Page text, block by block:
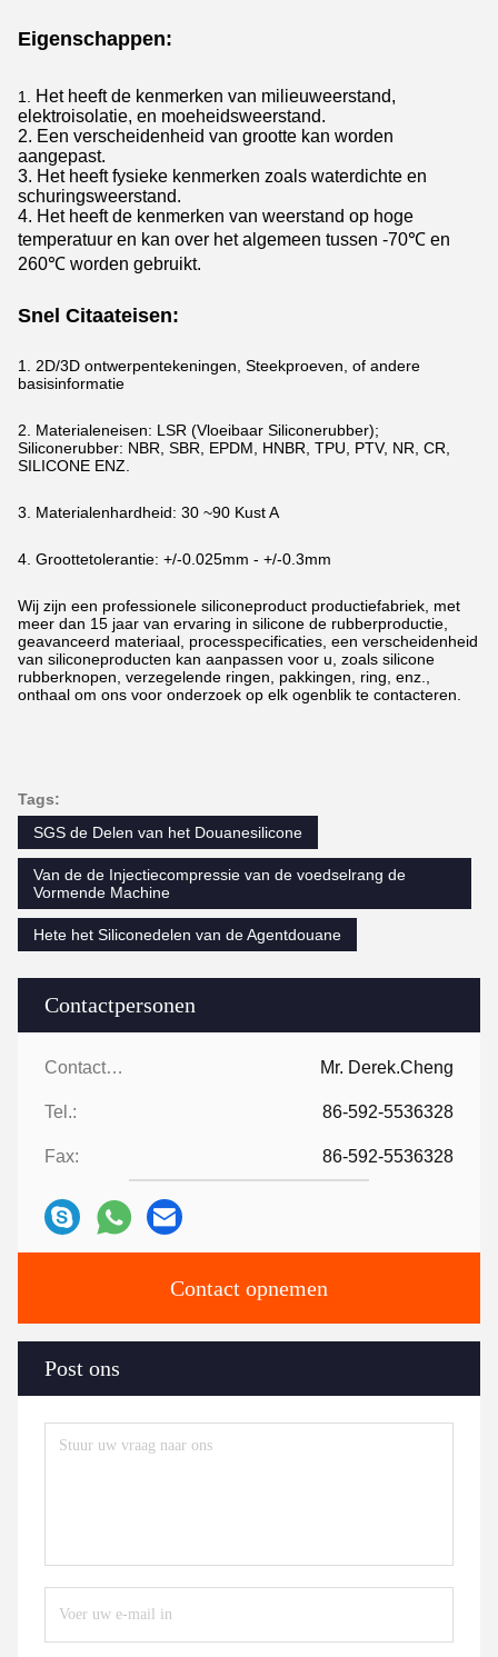
Contactpersonen
Contactpersonen: Mr. Derek.Cheng
Tel.: 86-592-5536328
Fax: 86-592-5536328
Contact opnemen
Post ons
Eigenschappen:
1.
Het heeft de kenmerken van milieuweerstand,
elektroisolatie, en moeheidsweerstand.
2. Een verscheidenheid van grootte kan worden
aangepast.
3. Het heeft fysieke kenmerken zoals waterdichte en
schuringsweerstand.
4. Het heeft de kenmerken van weerstand op hoge
temperatuur en kan over het algemeen tussen -70℃ en
260℃ worden gebruikt.
Snel Citaateisen:
1. 2D/3D ontwerpentekeningen, Steekproeven, of andere
basisinformatie
2. Materialeneisen: LSR (Vloeibaar Siliconerubber);
Siliconerubber: NBR, SBR, EPDM, HNBR, TPU, PTV, NR, CR,
SILICONE ENZ.
3. Materialenhardheid: 30 ~90 Kust A
4. Groottetolerantie: +/-0.025mm - +/-0.3mm
Wij zijn een professionele siliconeproduct productiefabriek, met
meer dan 15 jaar van ervaring in silicone de rubberproductie,
geavanceerd materiaal, processpecificaties, een verscheidenheid
van siliconeproducten kan aanpassen voor u, zoals silicone
rubberknopen, verzegelende ringen, pakkingen, ring, enz.,
onthaal om ons voor onderzoek op elk ogenblik te contacteren.
Tags:
SGS de Delen van het Douanesilicone
Van de de Injectiecompressie van de voedselrang de
Vormende Machine
Hete het Siliconedelen van de Agentdouane